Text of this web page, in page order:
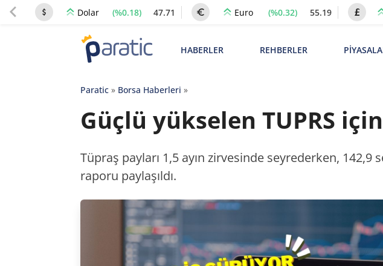
Dolar (%0.18) 47.71 Euro (%0.32) 55.19
HABERLER REHBERLER
Paratic» Borsa Haberleri »
Güçlü yükselen TUPRS
Tüpraş payları 1,5 ayın zirvesinde seyrederken, 142,9
raporu paylaşıldı.